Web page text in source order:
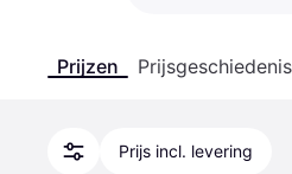
Prijzen Prijsgeschiedenis
Prijs incl. levering